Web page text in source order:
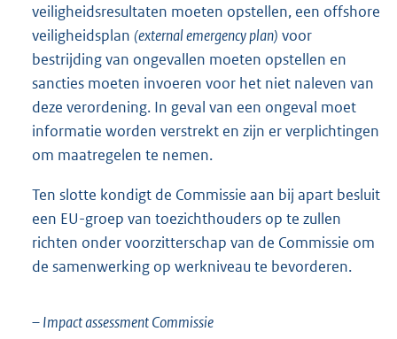
veiligheidsresultaten moeten opstellen, een offshore
veiligheidsplan (external emergency plan) voor
bestrijding van ongevallen moeten opstellen en
sancties moeten invoeren voor het niet naleven van
deze verordening. In geval van een ongeval moet
informatie worden verstrekt en zijn er verplichtingen
om maatregelen te nemen.
Ten slotte kondigt de Commissie aan bij apart besluit
een EU-groep van toezichthouders op te zullen
richten onder voorzitterschap van de Commissie om
de samenwerking op werkniveau te bevorderen.
– Impact assessment Commissie